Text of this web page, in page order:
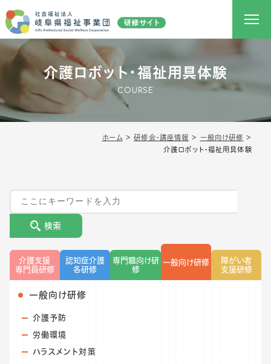
介護ロボット・福祉用具体験
COURSE
ホーム ＞研修会・講座情報 ＞ 一般向け研修 ＞
介護ロボット・福祉用具体験
検索
介護支援
専門員研修
認知症介護
各研修
専門職向け研
修
一般向け研修
障がい者
支援研修
一般向け研修
介護予防
労働環境
ハラスメント対策